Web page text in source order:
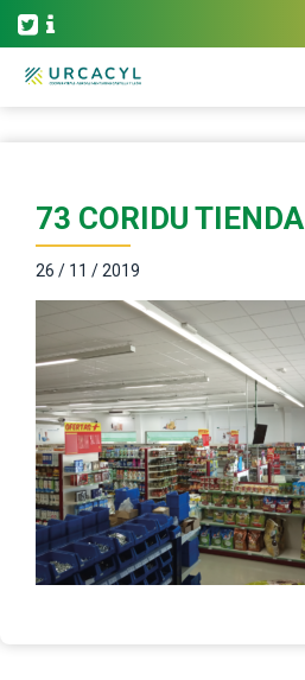
73 CORIDU TIENDA
26 / 11 / 2019